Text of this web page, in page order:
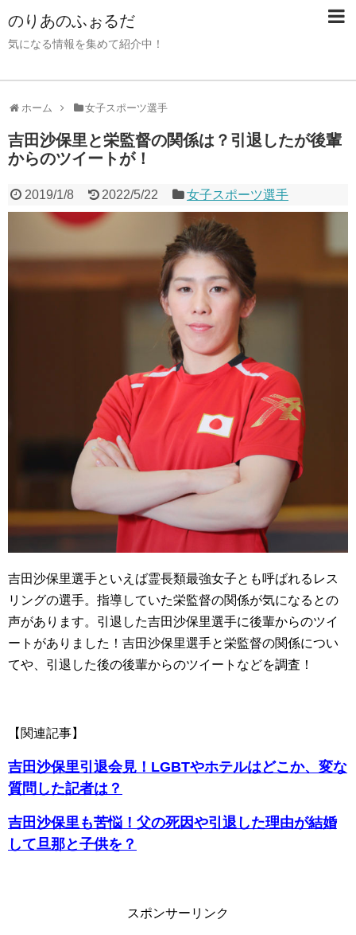
のりあのふぉるだ
気になる情報を集めて紹介中！
ホーム 女子スポーツ選手
吉田沙保里と栄監督の関係は？引退したが後輩
からのツイートが！
2019/1/8 2022/5/22 女子スポーツ選手
吉田沙保里選手といえば霊長類最強女子とも呼ばれるレス
リングの選手。指導していた栄監督の関係が気になるとの
声があります。引退した吉田沙保里選手に後輩からのツイ
ートがありました！吉田沙保里選手と栄監督の関係につい
てや、引退した後の後輩からのツイートなどを調査！
【関連記事】
吉田沙保里引退会見！LGBTやホテルはどこか、変な
質問した記者は？
吉田沙保里も苦悩！父の死因や引退した理由が結婚
して旦那と子供を？
スポンサーリンク